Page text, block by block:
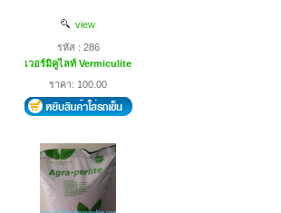
view
รหัส : 286
เวอร์มิคูไลท์ Vermiculite
ราคา: 100.00